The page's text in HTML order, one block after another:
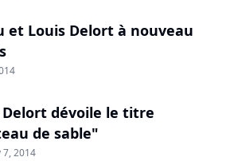
et Louis Delort à nouveau
Delort dévoile le titre
de sable"
7, 2014